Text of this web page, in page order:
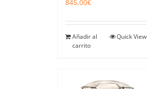
845,00€
Añadir al
carrito
Quick View